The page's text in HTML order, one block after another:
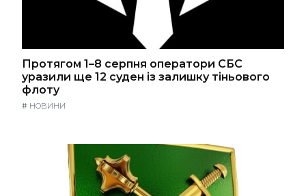
Протягом 1–8 серпня оператори СБС
уразили ще 12 суден із залишку тіньового
флоту
# НОВИНИ